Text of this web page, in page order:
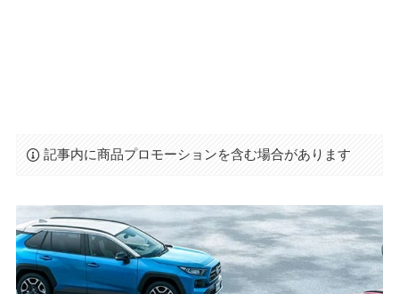
記事内に商品プロモーションを含む場合があります